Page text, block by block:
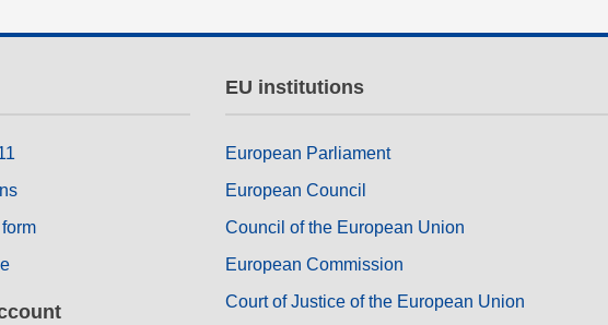
EU institutions
European Parliament
European Council
Council of the European Union
European Commission
Court of Justice of the European Union